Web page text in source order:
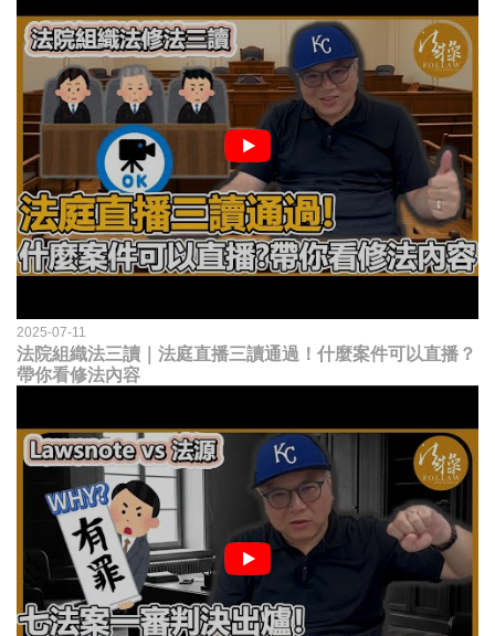
2025-07-11
法院組織法三讀｜法庭直播三讀通過！什麼案件可以直播？
帶你看修法內容